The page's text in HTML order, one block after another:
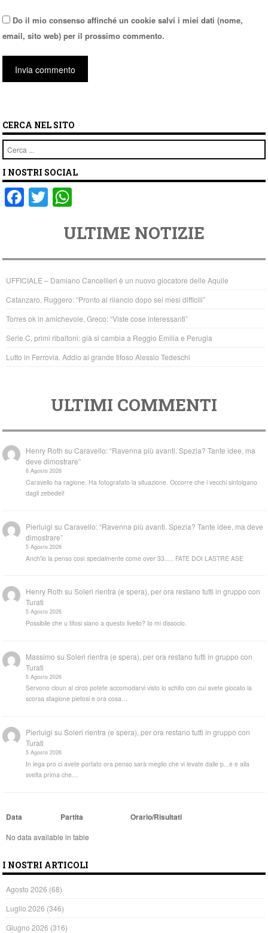
Do il mio consenso affinché un cookie salvi i miei dati (nome,
email, sito web) per il prossimo commento.
CERCA NEL SITO
Cerca
I NOSTRI SOCIAL
F
a
e
b
o
o
k
T
wi
er
at
s
A
p
p
ULTIME NOTIZIE
UFFICIALE – Damiano Cancellieri è un nuovo giocatore delle Aquile
Catanzaro, Ruggero: “Pronto al rilancio dopo sei mesi difficili”
Torres ok in amichevole, Greco: “Viste cose interessanti”
Serie C, primi ribaltoni: già si cambia a Reggio Emilia e Perugia
Lutto in Ferrovia. Addio al grande tifoso Alessio Tedeschi
ULTIMI COMMENTI
Henry Roth suCaravello: “Ravenna più avanti. Spezia? Tante idee, ma
deve dimostrare”
6 Agosto 2026
Caravello ha ragione. Ha fotografato la situazione. Occorre che i vecchi sintolgano
dagli zebedei!
Pierluigi suCaravello: “Ravenna più avanti. Spezia? Tante idee, ma deve
dimostrare”
5 Agosto 2026
Anch'io la penso così specialmente come over 33..... FATE DOI LASTRE ASE
Henry Roth suSoleri rientra (e spera), per ora restano tutti in gruppo con
Turati
5 Agosto 2026
Possibile che u tifosi siano a questo livello? Io mi dissocio.
Massimo suSoleri rientra (e spera), per ora restano tutti in gruppo con
Turati
5 Agosto 2026
Servono cloun al circo potete accomodarvi visto lo schifo con cui avete giocato la
scorsa stagione pietosi e ora cosa…
Pierluigi suSoleri rientra (e spera), per ora restano tutti in gruppo con
Turati
5 Agosto 2026
In lega pro ci avete portato ora penso sarà meglio che vi levate dalle p...e e alla
svelta prima che…
Data Partita Orario/Risultati
No data available in table
I NOSTRI ARTICOLI
Agosto 2026 (68)
Luglio 2026 (346)
Giugno 2026 (316)